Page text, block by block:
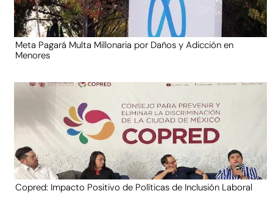
Meta Pagará Multa Millonaria por Daños y Adicción en
Menores
Copred: Impacto Positivo de Políticas de Inclusión Laboral